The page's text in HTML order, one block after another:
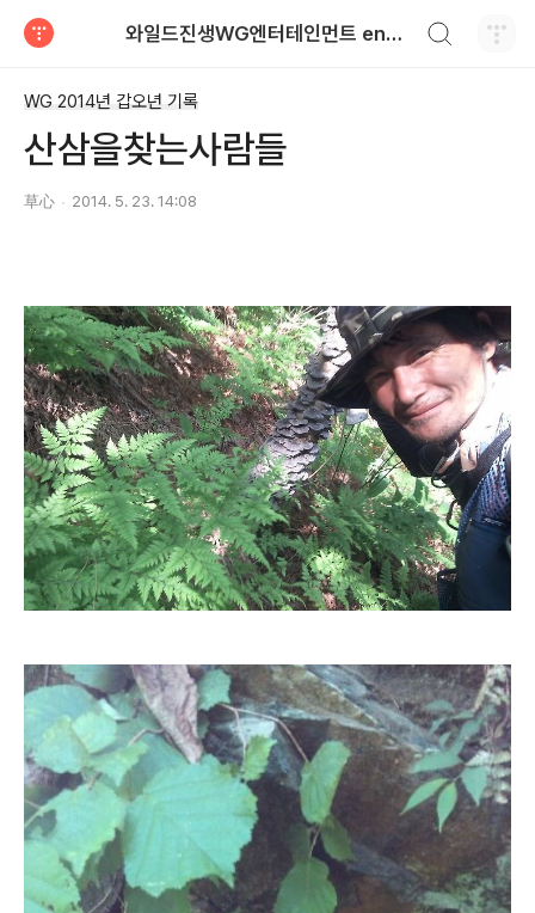
와일드진생WG엔터테인먼트 entertainment
WG 2014년 갑오년 기록
산삼을찾는사람들
草心 2014. 5. 23. 14:08